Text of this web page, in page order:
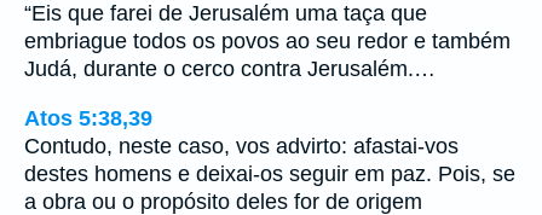
“Eis que farei de Jerusalém uma taça que
embriague todos os povos ao seu redor e também
Judá, durante o cerco contra Jerusalém.…
Atos 5:38,39
Contudo, neste caso, vos advirto: afastai-vos
destes homens e deixai-os seguir em paz. Pois, se
a obra ou o propósito deles for de origem